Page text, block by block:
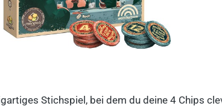
Stichspiel, bei dem du deine 4 Chips